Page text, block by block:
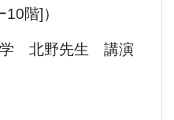
階]）
学 北野先生 講演